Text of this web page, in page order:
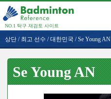
NO.1 탁구 재검토 사이트
상단 / 최고 선수 /대한민국 /Se Young AN
Se Young AN